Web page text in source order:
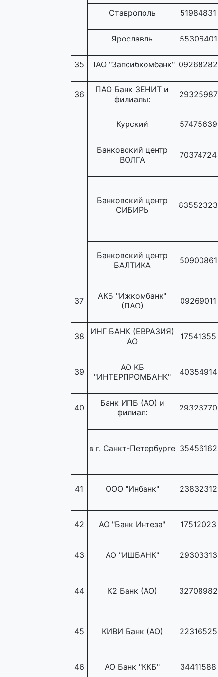
Ставрополь 51984831
Ярославль 55306401
35 ПАО "Запсибкомбанк" 09268282
36
ПАО Банк ЗЕНИТ и
филиалы:
29325987
Курский 57475639
Банковский центр
ВОЛГА
70374724
Банковский центр
СИБИРЬ
83552323
Банковский центр
БАЛТИКА
50900861
37
АКБ "Ижкомбанк"
(ПАО)
09269011
38
ИНГ БАНК (ЕВРАЗИЯ)
АО
17541355
39
АО КБ
"ИНТЕРПРОМБАНК"
40354914
40
Банк ИПБ (АО) и
филиал:
29323770
в г. Санкт-Петербурге 35456162
41 ООО "Инбанк" 23832312
42 АО "Банк Интеза" 17512023
43 АО "ИШБАНК" 29303313
44 К2 Банк (АО) 32708982
45 КИВИ Банк (АО) 22316525
46 АО Банк "ККБ" 34411588